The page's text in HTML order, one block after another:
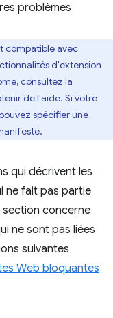
problèmes
compatible avec
d'extension
consultez la
de l'aide. Si votre
spécifier une
qui décrivent les
ne fait pas partie
concerne
ne sont pas liées
suivantes
Web bloquantes